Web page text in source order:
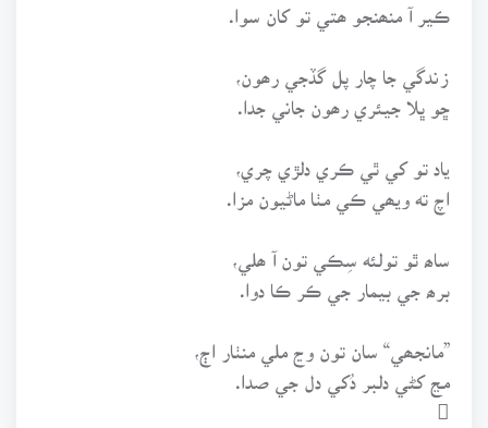
ڪير آ منھنجو ھتي تو کان سوا.
زندگي جا چار پل گڏجي رھون،
ڇو ڀلا جيئري رھون جاني جدا.
ياد تو کي ٿي ڪري دلڙي چري،
اچ ته ويھي ڪي مٺا ماڻيون مزا.
ساھ ٿو تولئه سِڪي تون آ ھلي،
برھ جي بيمار جي ڪر ڪا دوا.
”مانجھي“ سان تون وڃ ملي منٺار اڄ،
مڃ کڻي دلبر دُکي دل جي صدا.
